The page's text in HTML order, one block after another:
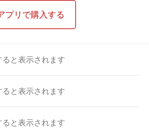
プリで購入する
と表示されます
と表示されます
と表示されます